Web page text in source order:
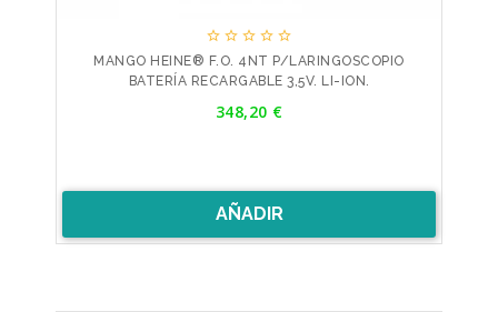
    
MANGO HEINE® F.O. 4NT P/LARINGOSCOPIO
BATERÍA RECARGABLE 3,5V. LI-ION.
348,20 €
AÑADIR